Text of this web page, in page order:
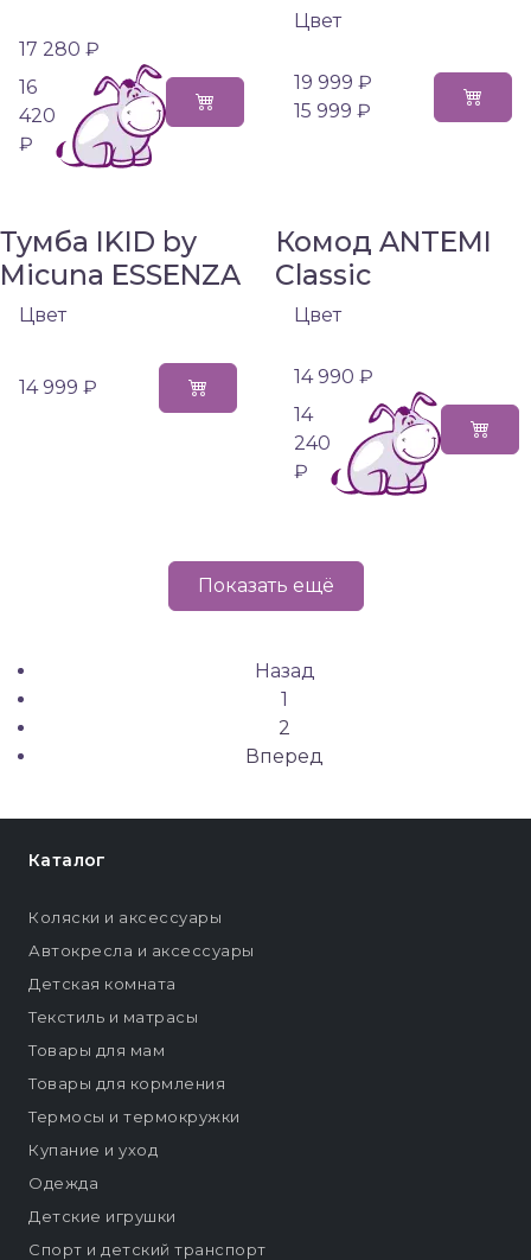
17 280 ₽
16
420
₽
Цвет
19 999 ₽
15 999 ₽
Тумба IKID by
Micuna ESSENZA
Цвет
14 999 ₽
Комод ANTEMI
Classic
Цвет
14 990 ₽
14
240
₽
Показать ещё
Назад
1
2
Вперед
Каталог
Коляски и аксессуары
Автокресла и аксессуары
Детская комната
Текстиль и матрасы
Товары для мам
Товары для кормления
Термосы и термокружки
Купание и уход
Одежда
Детские игрушки
Спорт и детский транспорт